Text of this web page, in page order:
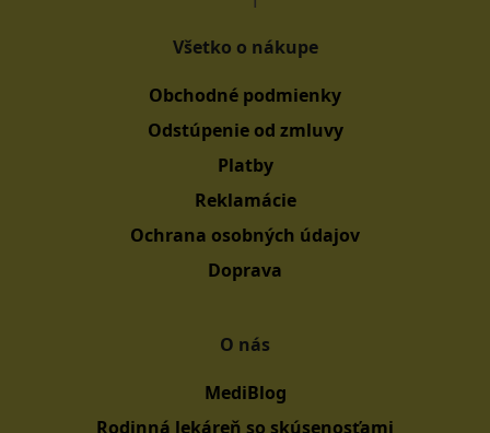
Všetko o nákupe
Obchodné podmienky
Odstúpenie od zmluvy
Platby
Reklamácie
Ochrana osobných údajov
Doprava
O nás
MediBlog
Rodinná lekáreň so skúsenosťami